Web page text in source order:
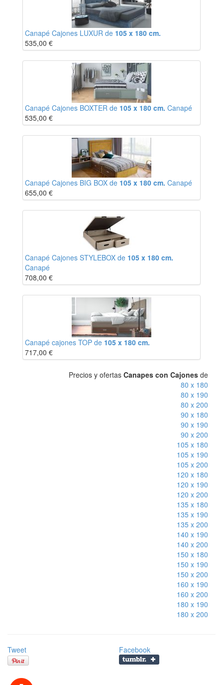
Canapé Cajones LUXUR de 105 x 180 cm.
535,00 €
Canapé Cajones BOXTER de 105 x 180 cm. Canapé
535,00 €
Canapé Cajones BIG BOX de 105 x 180 cm. Canapé
655,00 €
Canapé Cajones STYLEBOX de 105 x 180 cm.
Canapé
708,00 €
Canapé cajones TOP de 105 x 180 cm.
717,00 €
Precios y ofertas Canapes con Cajones de
80 x 180
80 x 190
80 x 200
90 x 180
90 x 190
90 x 200
105 x 180
105 x 190
105 x 200
120 x 180
120 x 190
120 x 200
135 x 180
135 x 190
135 x 200
140 x 190
140 x 200
150 x 180
150 x 190
150 x 200
160 x 190
160 x 200
180 x 190
180 x 200
Tweet Facebook